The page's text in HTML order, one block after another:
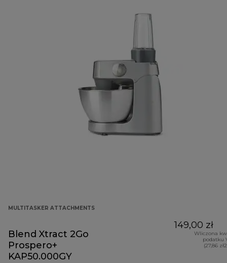
MULTITASKER ATTACHMENTS
Blend Xtract 2Go
Prospero+
KAP50.000GY
149,00 zł
Wliczona
podatku
(27,86